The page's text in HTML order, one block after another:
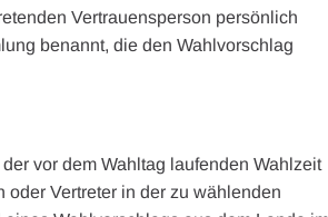
Vertrauensperson persönlich
benannt, die den Wahlvorschlag
vor dem Wahltag laufenden Wahlzeit
Vertreter in der zu wählenden